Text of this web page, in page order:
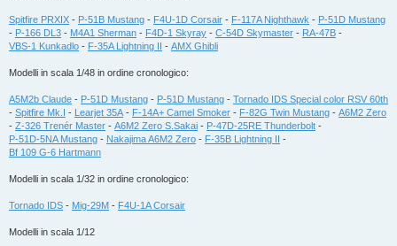
Spitfire PRXIX - P-51B Mustang - F4U-1D Corsair - F-117A Nighthawk - P-51D Mustang
- P-166 DL3 - M4A1 Sherman - F4D-1 Skyray - C-54D Skymaster - RA-47B -
VBS-1 Kunkadlo - F-35A Lightning II - AMX Ghibli
Modelli in scala 1/48 in ordine cronologico:
A5M2b Claude - P-51D Mustang - P-51D Mustang - Tornado IDS Special color RSV 60th
- Spitfire Mk.I - Learjet 35A - F-14A+ Camel Smoker - F-82G Twin Mustang - A6M2 Zero
- Z-326 Trenér Master - A6M2 Zero S.Sakai - P-47D-25RE Thunderbolt -
P-51D-5NA Mustang - Nakajima A6M2 Zero - F-35B Lightning II -
Bf 109 G-6 Hartmann
Modelli in scala 1/32 in ordine cronologico:
Tornado IDS - Mig-29M - F4U-1A Corsair
Modelli in scala 1/12